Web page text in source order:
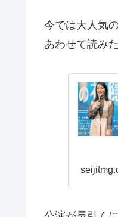
今では大人気
あわせて読み